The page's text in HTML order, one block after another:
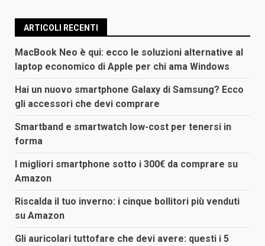
ARTICOLI RECENTI
MacBook Neo è qui: ecco le soluzioni alternative al
laptop economico di Apple per chi ama Windows
Hai un nuovo smartphone Galaxy di Samsung? Ecco
gli accessori che devi comprare
Smartband e smartwatch low-cost per tenersi in
forma
I migliori smartphone sotto i 300€ da comprare su
Amazon
Riscalda il tuo inverno: i cinque bollitori più venduti
su Amazon
Gli auricolari tuttofare che devi avere: questi i 5